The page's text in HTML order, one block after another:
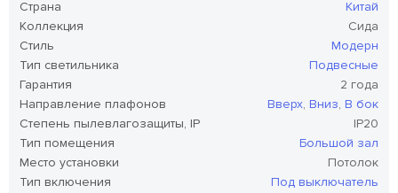
Страна
Китай
Коллекция
Сида
Стиль
Модерн
Тип светильника
Подвесные
Гарантия
2 года
Направление плафонов
Вверх, Вниз, В бок
Степень пылевлагозащиты, IP
IP20
Тип помещения
Большой зал
Место установки
Потолок
Тип включения
Под выключатель